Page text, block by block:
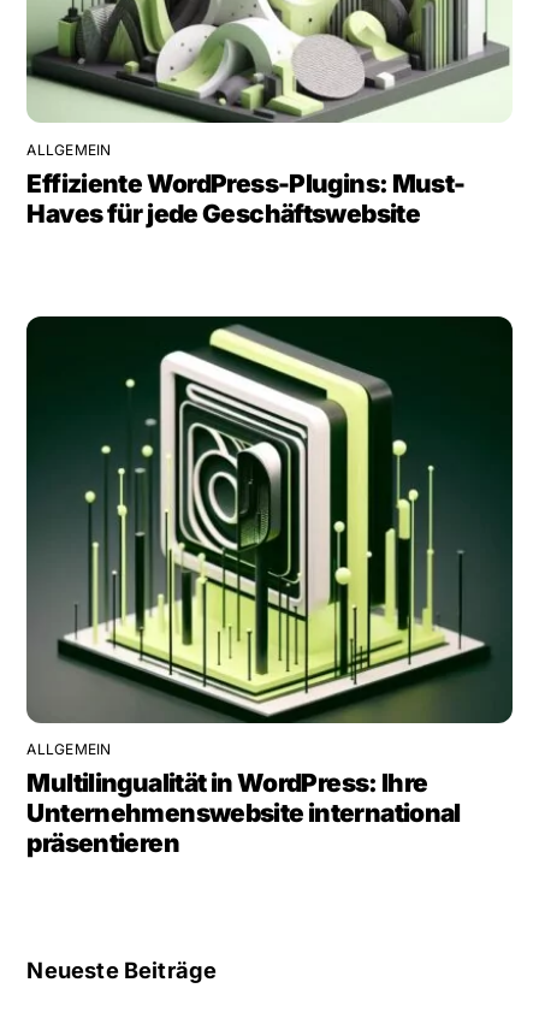
ALLGEMEIN
Effiziente WordPress-Plugins: Must-
Haves für jede Geschäftswebsite
ALLGEMEIN
Multilingualität in WordPress: Ihre
Unternehmenswebsite international
präsentieren
Neueste Beiträge